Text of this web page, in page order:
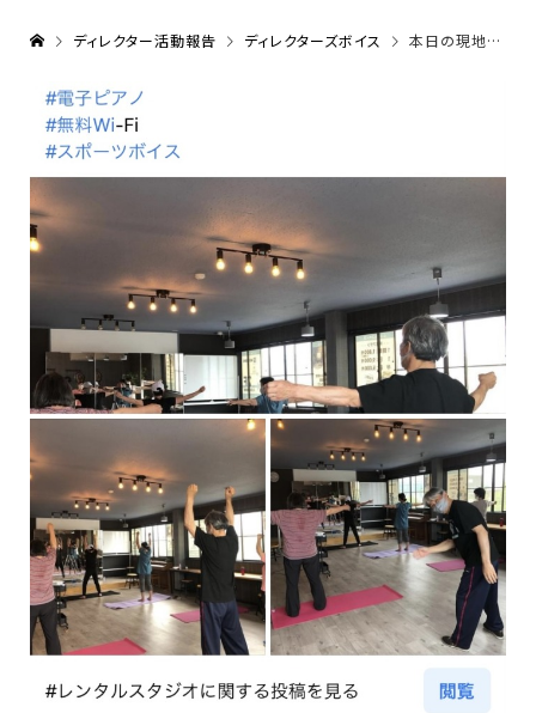
ディレクター活動報告 ディレクターズボイス 本日の現地＆zoom🤞